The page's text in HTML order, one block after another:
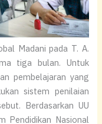
Madani pada T. A.
tiga bulan. Untuk
pembelajaran yang
sistem penilaian
Berdasarkan UU
Pendidikan Nasional